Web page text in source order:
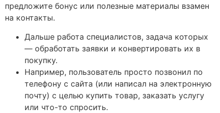
предложите бонус или полезные материалы взамен
на контакты.
Дальше работа специалистов, задача которых
— обработать заявки и конвертировать их в
покупку.
Например, пользователь просто позвонил по
телефону с сайта (или написал на электронную
почту) с целью купить товар, заказать услугу
или что-то спросить.